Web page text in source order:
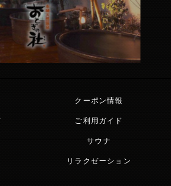
お食事
ラクゼーション
クーポン情報
ご利用ガイド
サウナ
リラクゼーション